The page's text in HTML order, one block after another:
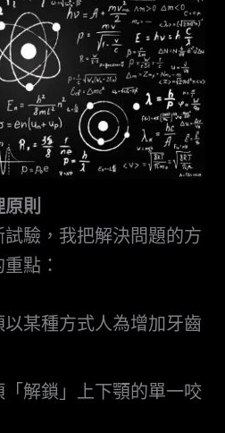
則
驗，我把解決問題的方
點：
以某種方式人為增加牙齒
「解鎖」上下顎的單一咬